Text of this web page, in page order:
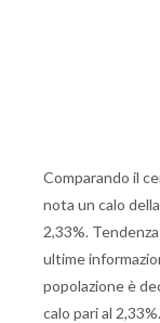
Comparando il
nota un calo
2,33%.
ultime
popolazione è
calo pari al 2,33%.